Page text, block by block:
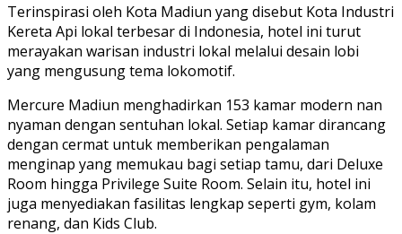
Terinspirasi oleh Kota Madiun yang disebut Kota Industri
Kereta Api lokal terbesar di Indonesia, hotel ini turut
merayakan warisan industri lokal melalui desain lobi
yang mengusung tema lokomotif.
Mercure Madiun menghadirkan 153 kamar modern nan
nyaman dengan sentuhan lokal. Setiap kamar dirancang
dengan cermat untuk memberikan pengalaman
menginap yang memukau bagi setiap tamu, dari Deluxe
Room hingga Privilege Suite Room. Selain itu, hotel ini
juga menyediakan fasilitas lengkap seperti gym, kolam
renang, dan Kids Club.